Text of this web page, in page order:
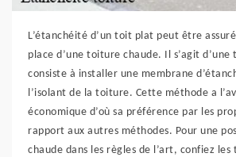
L’étanchéité d’un toit plat peut être
place d’une toiture chaude. Il s’agit d’une
consiste à installer une membrane
l’isolant de la toiture. Cette méthode a
économique d’où sa préférence par les
rapport aux autres méthodes. Pour une
chaude dans les règles de l’art, confiez les